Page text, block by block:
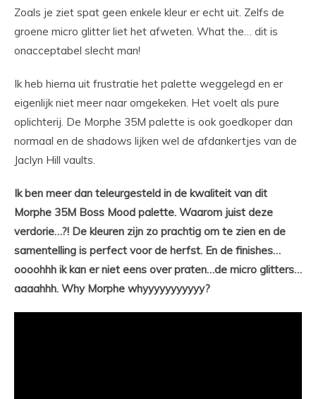
Zoals je ziet spat geen enkele kleur er echt uit. Zelfs de
groene micro glitter liet het afweten. What the… dit is
onacceptabel slecht man!
Ik heb hierna uit frustratie het palette weggelegd en er
eigenlijk niet meer naar omgekeken. Het voelt als pure
oplichterij. De Morphe 35M palette is ook goedkoper dan
normaal en de shadows lijken wel de afdankertjes van de
Jaclyn Hill vaults.
Ik ben meer dan teleurgesteld in de kwaliteit van dit
Morphe 35M Boss Mood palette. Waarom juist deze
verdorie…?! De kleuren zijn zo prachtig om te zien en de
samentelling is perfect voor de herfst. En de finishes…
oooohhh ik kan er niet eens over praten…de micro glitters…
aaaahhh. Why Morphe whyyyyyyyyyyy?